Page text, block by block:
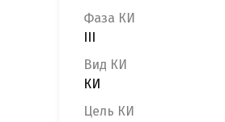
Фаза КИ
Вид КИ
КИ
Цель КИ